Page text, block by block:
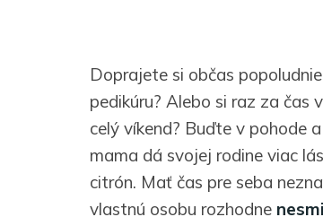
Doprajete si občas
pedikúru? Alebo si raz za čas
celý víkend? Buďte v pohode
mama dá svojej rodine viac
citrón. Mať čas pre seba
vlastnú osobu rozhodne